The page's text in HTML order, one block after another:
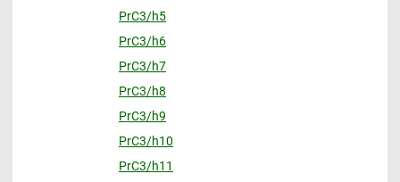
PrC3/h5
PrC3/h6
PrC3/h7
PrC3/h8
PrC3/h9
PrC3/h10
PrC3/h11